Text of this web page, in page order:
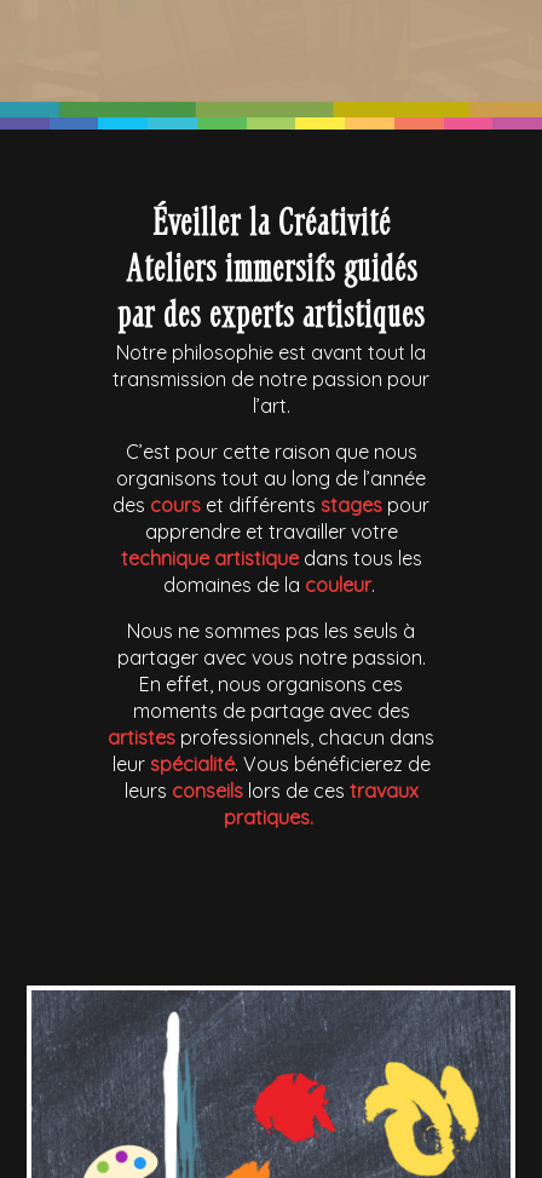
Éveiller la Créativité
Ateliers immersifs guidés
par des experts artistiques
Notre philosophie est avant tout la
transmission de notre passion pour
l’art.
C’est pour cette raison que nous
organisons tout au long de l’année
des cours et différents stages pour
apprendre et travailler votre
technique artistique dans tous les
domaines de la couleur.
Nous ne sommes pas les seuls à
partager avec vous notre passion.
En effet, nous organisons ces
moments de partage avec des
artistes professionnels, chacun dans
leur spécialité. Vous bénéficierez de
leurs conseils lors de ces travaux
pratiques.